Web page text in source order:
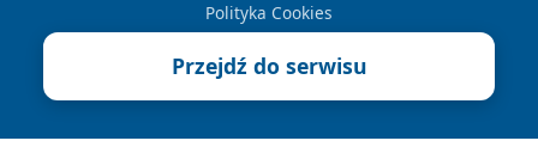
Polityka Cookies
Przejdź do serwisu